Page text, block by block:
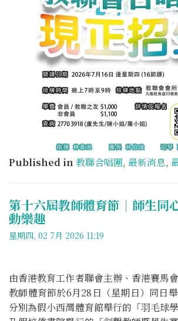
Published in 教聯合唱團, 最新消息,
第十六屆教師體育節｜師生同
動樂趣
星期四, 02 7月 2026 11:19
由香港教育工作者聯會主辦、香港賽馬
教師體育節於6月28日（星期日）同日
分別為假小西灣體育館舉行的「羽毛球